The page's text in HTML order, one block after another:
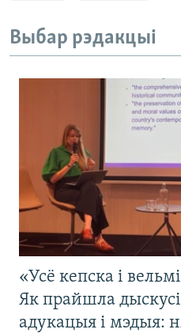
Выбар рэдакцыі
«Усё кепска і
Як прайшла
адукацыя і мэдыя: